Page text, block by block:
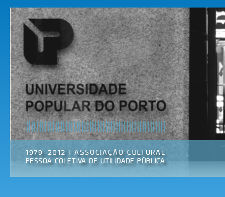
Universidade
Popular do
Porto
Associação
Cultural